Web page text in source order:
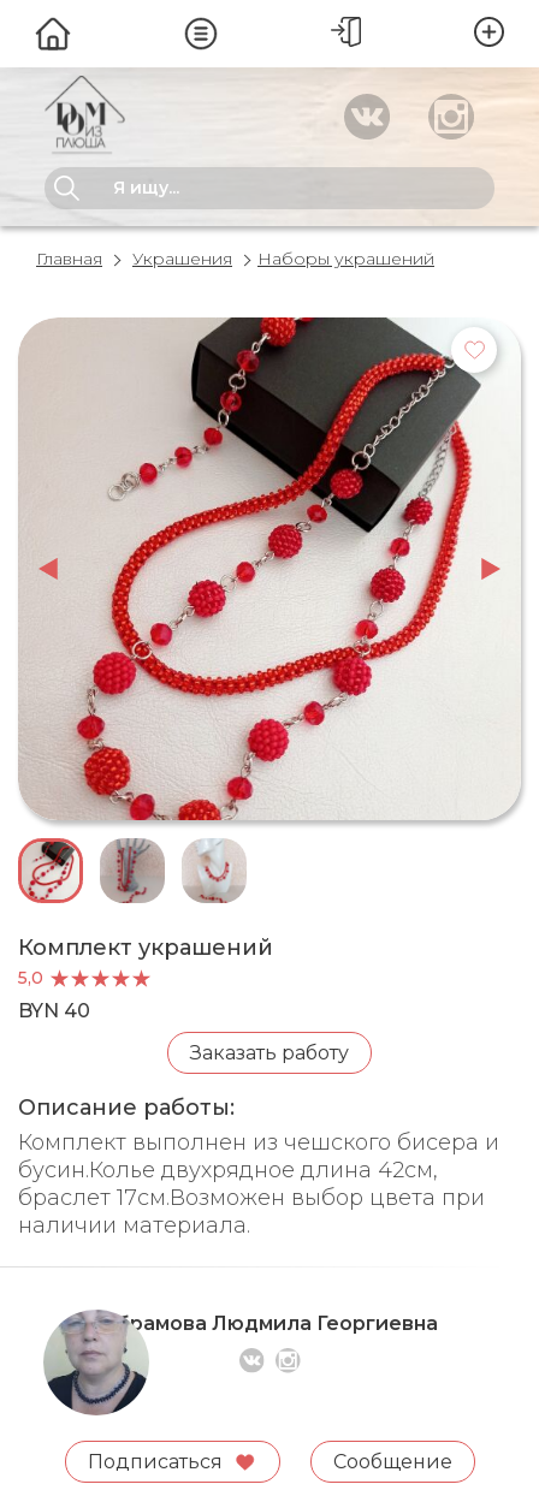
Главная Украшения Наборы украшений
Комплект украшений
5,0
BYN 40
Заказать работу
Описание работы:
Комплект выполнен из чешского бисера и
бусин.Колье двухрядное длина 42см,
браслет 17см.Возможен выбор цвета при
наличии материала.
Абрамова Людмила Георгиевна
Подписаться Сообщение